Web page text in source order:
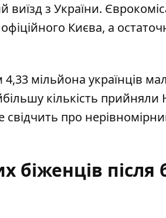
виїзд з України.
Києва, а
мільйона українців
кількість прийняли
свідчить про
біженців після